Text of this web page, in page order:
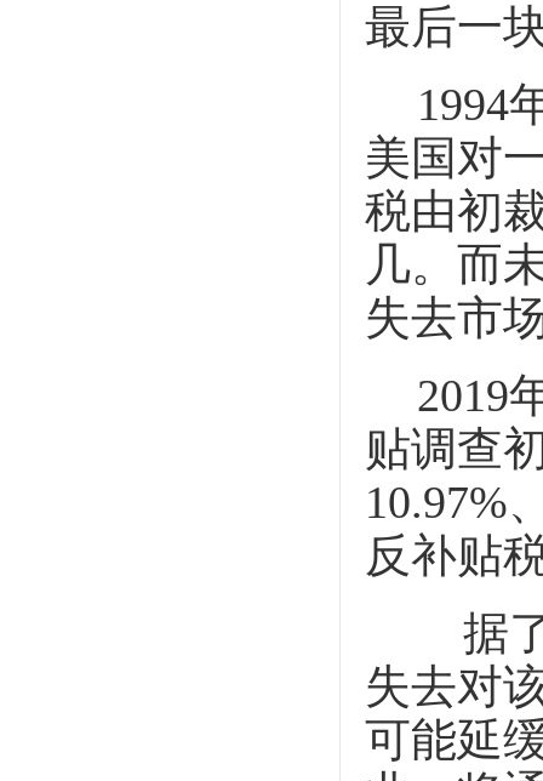
最后一
1994
美国对
税由初
几。而
失去市
2019
贴调查
10.97%
反补贴
据
失去对
可能延